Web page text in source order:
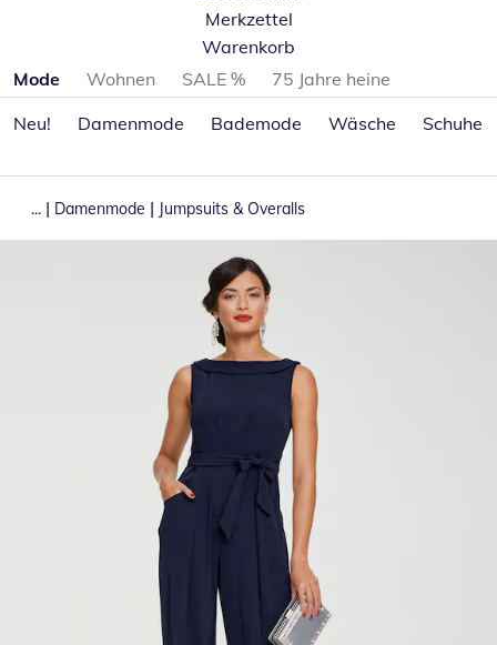
Merkzettel
Warenkorb
Produktkategorien überspringen
Mode Wohnen SALE %
75 Jahre heine
Neu!
Damenmode Bademode Wäsche Schuhe
... | Damenmode | Jumpsuits & Overalls